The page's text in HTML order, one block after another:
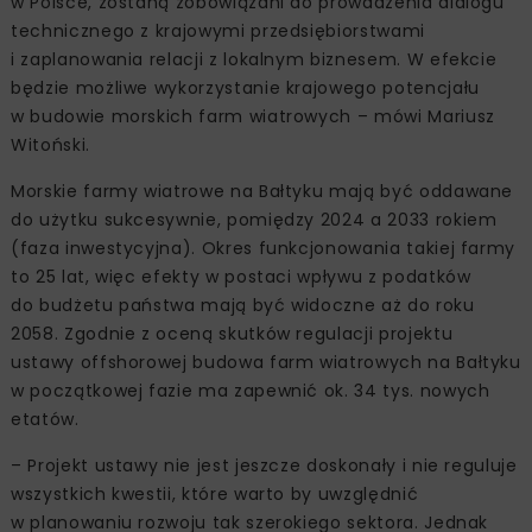
technicznego z krajowymi przedsiębiorstwami
i zaplanowania relacji z lokalnym biznesem. W efekcie
będzie możliwe wykorzystanie krajowego potencjału
w budowie morskich farm wiatrowych – mówi Mariusz
Witoński.
Morskie farmy wiatrowe na Bałtyku mają być oddawane
do użytku sukcesywnie, pomiędzy 2024 a 2033 rokiem
(faza inwestycyjna). Okres funkcjonowania takiej farmy
to 25 lat, więc efekty w postaci wpływu z podatków
do budżetu państwa mają być widoczne aż do roku
2058. Zgodnie z oceną skutków regulacji projektu
ustawy offshorowej budowa farm wiatrowych na Bałtyku
w początkowej fazie ma zapewnić ok. 34 tys. nowych
etatów.
– Projekt ustawy nie jest jeszcze doskonały i nie reguluje
wszystkich kwestii, które warto by uwzględnić
w planowaniu rozwoju tak szerokiego sektora. Jednak